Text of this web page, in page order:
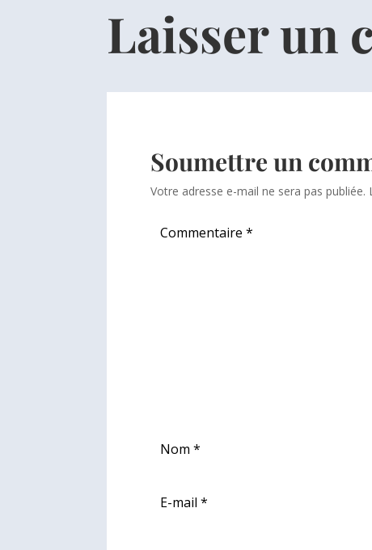
Laisser un
Soumettre un
Votre adresse e-mail ne sera pas publiée.